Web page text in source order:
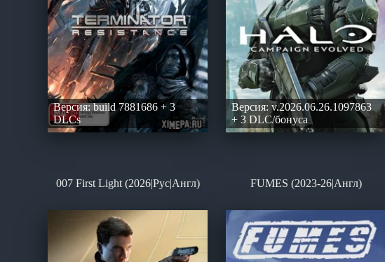
Версия: build 7881686 + 3
DLCs
Версия: v.2026.06.26.1097863
+ 3 DLC/бонуса
007 First Light (2026|Рус|Англ) FUMES (2023-26|Англ)